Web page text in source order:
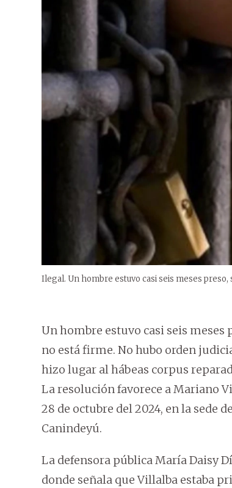
Ilegal. Un hombre estuvo casi seis meses preso,
Un hombre estuvo casi seis
no está firme. No hubo orden
hizo lugar al hábeas corpus
La resolución favorece a Mariano
28 de octubre del 2024, en la sede
Canindeyú.
La defensora pública María Daisy
donde señala que Villalba estaba